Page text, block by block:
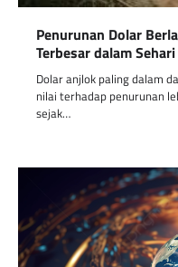
Penurunan Dolar
Terbesar dalam
Dolar anjlok paling dalam
nilai terhadap penurunan
sejak…